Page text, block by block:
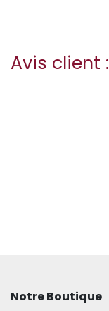
Avis client :
Notre Boutique